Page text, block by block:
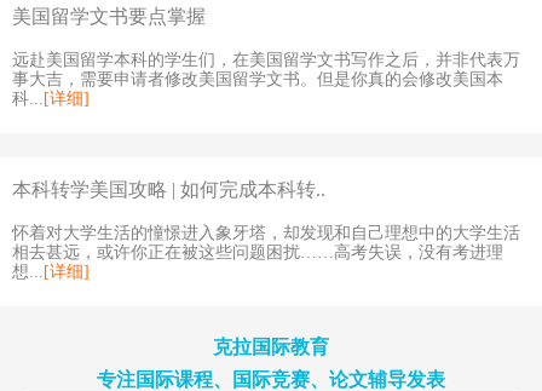
美国留学文书要点掌握
远赴美国留学本科的学生们，在美国留学文书写作之后，并非代表万
事大吉，需要申请者修改美国留学文书。但是你真的会修改美国本
科... [详细]
本科转学美国攻略 | 如何完成本科转..
怀着对大学生活的憧憬进入象牙塔，却发现和自己理想中的大学生活
相去甚远，或许你正在被这些问题困扰……高考失误，没有考进理
想... [详细]
克拉国际教育
专注国际课程、国际竞赛、论文辅导发表